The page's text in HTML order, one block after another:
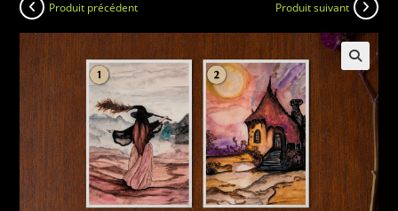
Produit précédent Produit suivant